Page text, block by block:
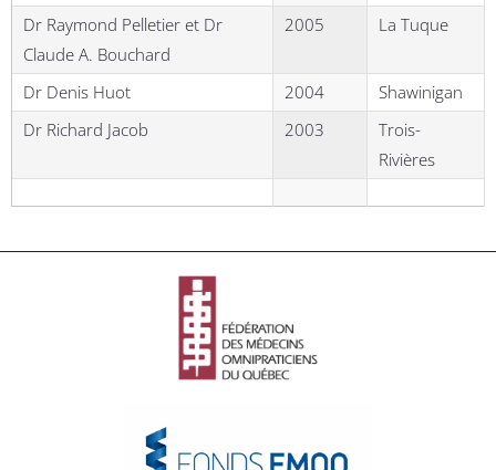
Dr Raymond Pelletier et Dr
Claude A. Bouchard
2005 La Tuque
Dr Denis Huot 2004
Shawinigan
Dr Richard Jacob
2003
Trois-
Rivières